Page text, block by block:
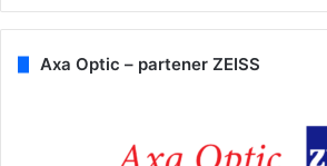
Axa Optic – partener ZEISS